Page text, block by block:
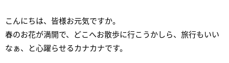
こんにちは、皆様お元気ですか。
春のお花が満開で、どこへお散歩に行こうかしら、旅行もいい
なぁ、と心躍らせるカナカナです。